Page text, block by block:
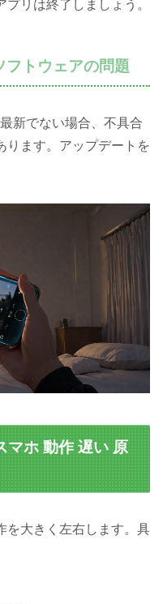
リは終了しましょう。
フトウェアの問題
新でない場合、不具合
ります。アップデートを
マホ 動作 遅い 原
を大きく左右します。具